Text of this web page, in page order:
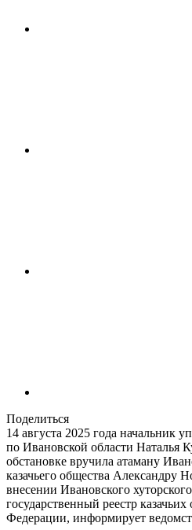
Поделиться
14 августа 2025 года начальник
по Ивановской области Наталья
обстановке вручила атаману
казачьего общества Александру
внесении Ивановского
государственный реестр
Федерации, информирует